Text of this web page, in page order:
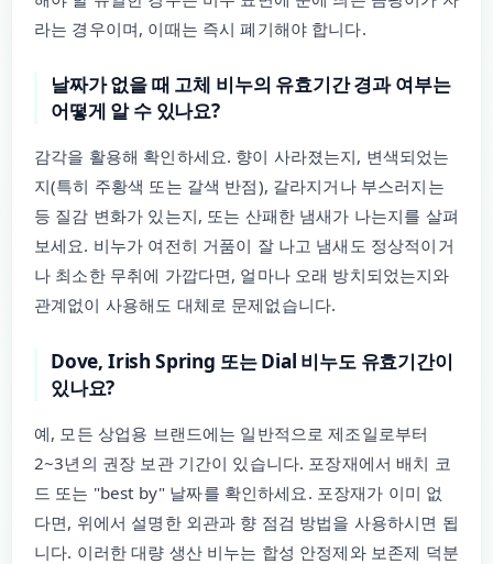
라는 경우이며, 이때는 즉시 폐기해야 합니다.
날짜가 없을 때 고체 비누의 유효기간 경과 여부는
어떻게 알 수 있나요?
감각을 활용해 확인하세요. 향이 사라졌는지, 변색되었는
지(특히 주황색 또는 갈색 반점), 갈라지거나 부스러지는
등 질감 변화가 있는지, 또는 산패한 냄새가 나는지를 살펴
보세요. 비누가 여전히 거품이 잘 나고 냄새도 정상적이거
나 최소한 무취에 가깝다면, 얼마나 오래 방치되었는지와
관계없이 사용해도 대체로 문제없습니다.
Dove, Irish Spring 또는 Dial 비누도 유효기간이
있나요?
예, 모든 상업용 브랜드에는 일반적으로 제조일로부터
2~3년의 권장 보관 기간이 있습니다. 포장재에서 배치 코
드 또는 "best by" 날짜를 확인하세요. 포장재가 이미 없
다면, 위에서 설명한 외관과 향 점검 방법을 사용하시면 됩
니다. 이러한 대량 생산 비누는 합성 안정제와 보존제 덕분